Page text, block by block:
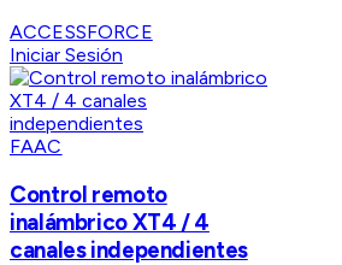
ACCESSFORCE
Iniciar Sesión
FAAC
Control remoto
inalámbrico XT4 / 4
canales independientes